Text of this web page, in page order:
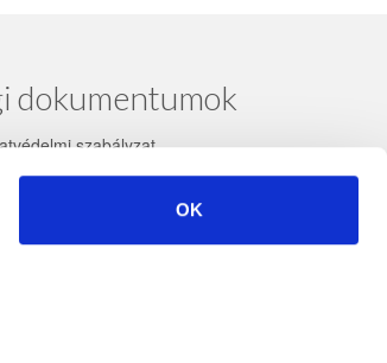
OK
dokumentumok
szabályzat